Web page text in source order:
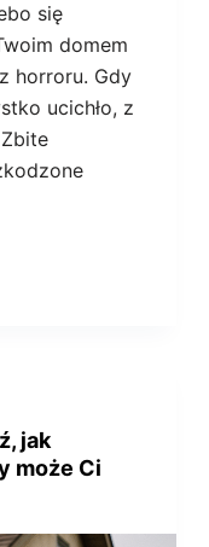
się
domem
horroru. Gdy
ucichło, z
jak
może Ci